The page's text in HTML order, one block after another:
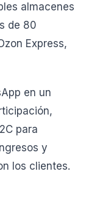
almacenes
de 80
Express,
en un
para
y
los clientes.